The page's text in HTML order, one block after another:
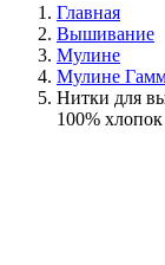
Главная
Вышивание
Мулине
Мулине
Нитки для
100%